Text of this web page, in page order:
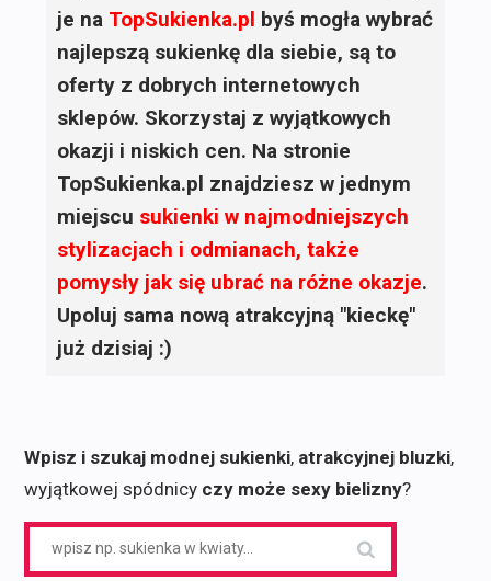
je na TopSukienka.pl byś mogła wybrać
najlepszą sukienkę dla siebie, są to
oferty z dobrych internetowych
sklepów. Skorzystaj z wyjątkowych
okazji i niskich cen. Na stronie
TopSukienka.pl znajdziesz w jednym
miejscu sukienki w najmodniejszych
stylizacjach i odmianach, także
pomysły jak się ubrać na różne okazje.
Upoluj sama nową atrakcyjną "kieckę"
już dzisiaj :)
Wpisz i szukaj modnej sukienki, atrakcyjnej bluzki,
wyjątkowej spódnicy czy może sexy bielizny?